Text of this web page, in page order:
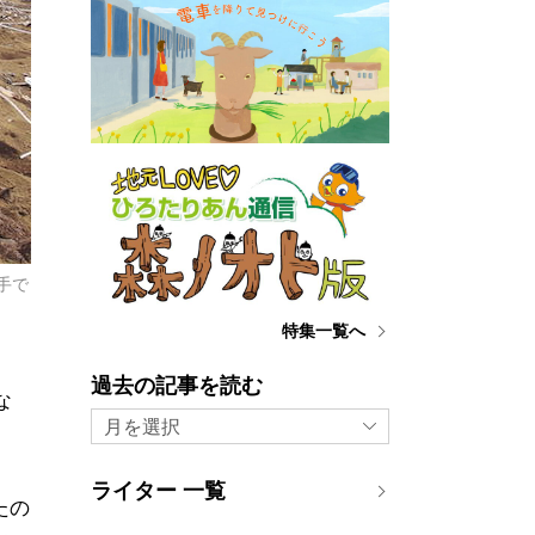
で
の
特集一覧へ
過去の記事を読む
月を選択
ライター 一覧